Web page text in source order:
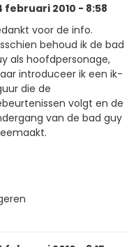
februari 2010 - 8:58
voor de info.
behoud ik de bad
als hoofdpersonage,
introduceer ik een ik-
die de
volgt en de
van de bad guy